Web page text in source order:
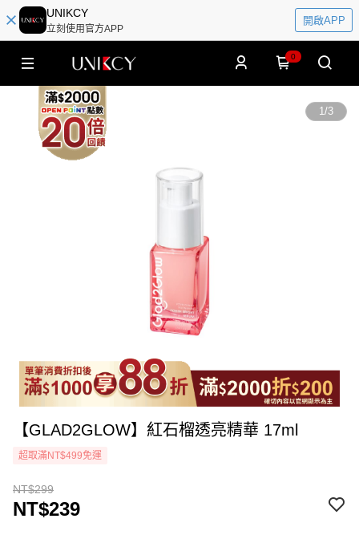
UNIKCY
立刻使用官方APP
開啟APP
0
1/3
【GLAD2GLOW】紅石榴透亮精華 17ml
超取滿NT$499免運
NT$299
NT$239